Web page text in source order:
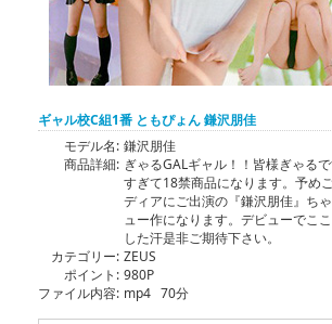
ギャル校C組1番 ともぴょん 鎌沢朋佳
モデル名: 鎌沢朋佳
商品詳細: ぎゃるGALギャル！！皆様ぎゃる
すぎて18禁商品になります。予め
ディアにご出演の『鎌沢朋佳』ち
ュー作になります。デビューでこ
した汗是非ご期待下さい。
カテゴリー: ZEUS
ポイント: 980P
ファイル内容: mp4 70分